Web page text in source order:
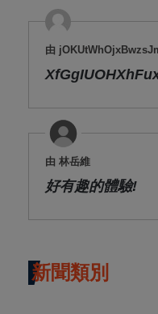
由
由 林岳維
好有趣的體驗!
新聞類別